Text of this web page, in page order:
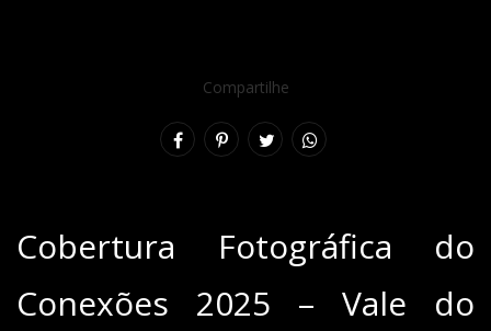
Compartilhe
Cobertura Fotográfica do
Conexões 2025 – Vale do